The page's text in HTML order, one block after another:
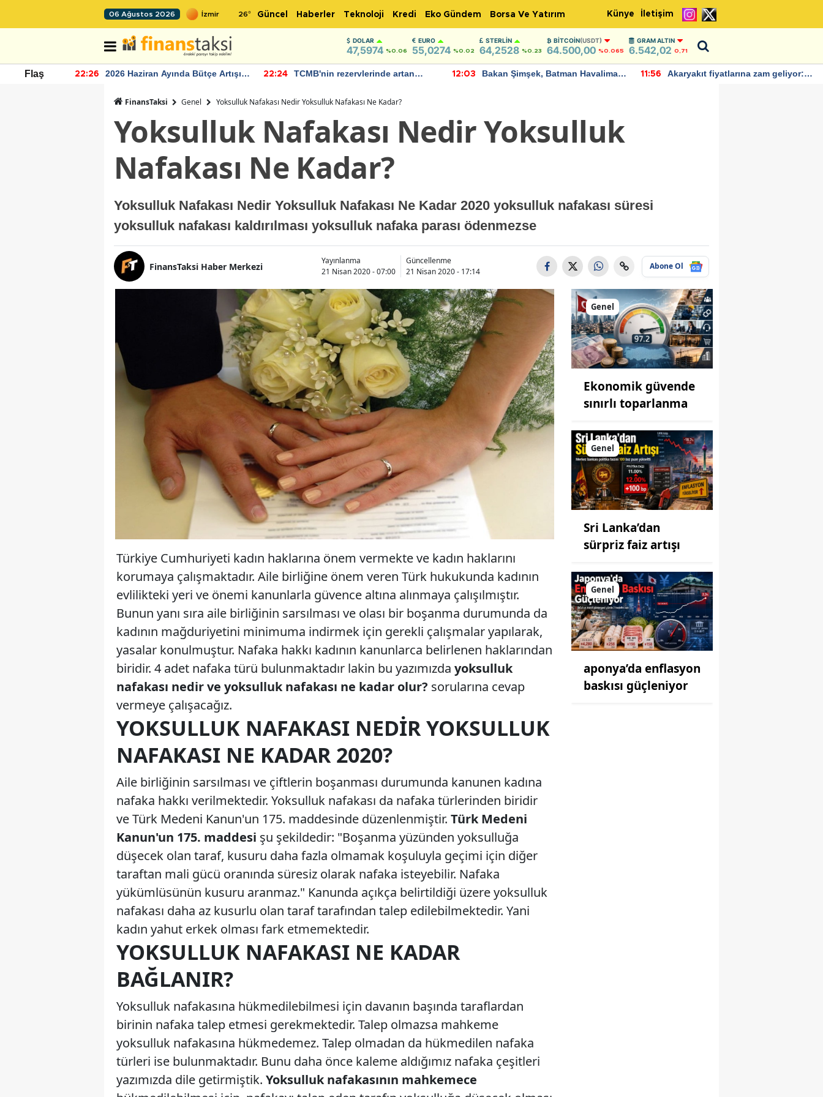
06 Ağustos 2026 26° Güncel Haberler Teknoloji Kredi Eko Gündem Borsa Ve Yatırım Künye İletişim
DOLAR
47,5974 %0.06
EURO
55,0274 %0.02
STERLIN
64,2528 %0.23
BITCOIN(USDT)
64.500,00 %0.065
GRAM ALTIN
6.542,02 0,71
Flaş 22:26
2026 Haziran Ayında Bütçe Artışı
22:24
TCMB'nin rezervlerinde artan
12:03
Bakan Şimşek, Batman Havalimanı
11:56
Akaryakıt fiyatlarına zam geliyor:
FinansTaksi Genel Yoksulluk Nafakası Nedir Yoksulluk Nafakası Ne Kadar?
Yoksulluk Nafakası Nedir Yoksulluk
Nafakası Ne Kadar?
Yoksulluk Nafakası Nedir Yoksulluk Nafakası Ne Kadar 2020 yoksulluk nafakası süresi
yoksulluk nafakası kaldırılması yoksulluk nafaka parası ödenmezse
FinansTaksi Haber Merkezi
Yayınlanma
21 Nisan 2020 - 07:00
Güncellenme
21 Nisan 2020 - 17:14
Abone Ol
Türkiye Cumhuriyeti kadın haklarına önem vermekte ve kadın haklarını
korumaya çalışmaktadır. Aile birliğine önem veren Türk hukukunda kadının
evlilikteki yeri ve önemi kanunlarla güvence altına alınmaya çalışılmıştır.
Bunun yanı sıra aile birliğinin sarsılması ve olası bir boşanma durumunda da
kadının mağduriyetini minimuma indirmek için gerekli çalışmalar yapılarak,
yasalar konulmuştur. Nafaka hakkı kadının kanunlarca belirlenen haklarından
biridir. 4 adet nafaka türü bulunmaktadır lakin bu yazımızda yoksulluk
nafakası nedir ve yoksulluk nafakası ne kadar olur? sorularına cevap
vermeye çalışacağız.
YOKSULLUK NAFAKASI NEDIR YOKSULLUK
NAFAKASI NE KADAR 2020?
Aile birliğinin sarsılması ve çiftlerin boşanması durumunda kanunen kadına
nafaka hakkı verilmektedir. Yoksulluk nafakası da nafaka türlerinden biridir
ve Türk Medeni Kanun'un 175. maddesinde düzenlenmiştir. Türk Medeni
Kanun'un 175. maddesi şu şekildedir: "Boşanma yüzünden yoksulluğa
düşecek olan taraf, kusuru daha fazla olmamak koşuluyla geçimi için diğer
taraftan mali gücü oranında süresiz olarak nafaka isteyebilir. Nafaka
yükümlüsünün kusuru aranmaz." Kanunda açıkça belirtildiği üzere yoksulluk
nafakası daha az kusurlu olan taraf tarafından talep edilebilmektedir. Yani
kadın yahut erkek olması fark etmemektedir.
YOKSULLUK NAFAKASI NE KADAR
BAĞLANIR?
Yoksulluk nafakasına hükmedilebilmesi için davanın başında taraflardan
birinin nafaka talep etmesi gerekmektedir. Talep olmazsa mahkeme
yoksulluk nafakasına hükmedemez. Talep olmadan da hükmedilen nafaka
türleri ise bulunmaktadır. Bunu daha önce kaleme aldığımız nafaka çeşitleri
yazımızda dile getirmiştik. Yoksulluk nafakasının mahkemece
Genel
Ekonomik güvende
sınırlı toparlanma
Genel
Sri Lanka’dan
sürpriz faiz artışı
Genel
aponya’da enflasyon
baskısı güçleniyor